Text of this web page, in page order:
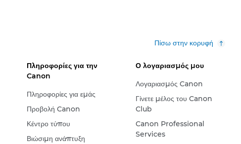
Πίσω στην κορυφή
Πληροφορίες για την
Canon
Πληροφορίες για εμάς
Προβολή Canon
Κέντρο τύπου
Βιώσιμη ανάπτυξη
Ο λογαριασμός μου
Λογαριασμός Canon
Γίνετε μέλος του Canon
Club
Canon Professional
Services